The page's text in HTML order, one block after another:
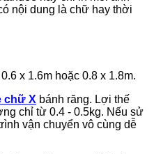
nội dung là chữ hay thời
x 1.6m hoặc 0.8 x 1.8m.
chữ X bánh răng. Lợi thế
chỉ từ 0.4 - 0.5kg. Nếu sử
vận chuyển vô cùng dễ